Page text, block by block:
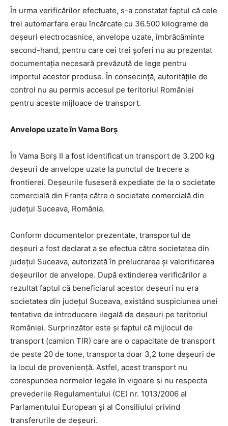
În urma verificărilor efectuate, s-a constatat faptul că cele
trei automarfare erau încărcate cu 36.500 kilograme de
deșeuri electrocasnice, anvelope uzate, îmbrăcăminte
second-hand, pentru care cei trei șoferi nu au prezentat
documentația necesară prevăzută de lege pentru
importul acestor produse. În consecinţă, autorităţile de
control nu au permis accesul pe teritoriul României
pentru aceste mijloace de transport.
Anvelope uzate în Vama Borș
În Vama Borș II a fost identificat un transport de 3.200 kg
deşeuri de anvelope uzate la punctul de trecere a
frontierei. Deșeurile fuseseră expediate de la o societate
comercială din Franţa către o societate comercială din
judeţul Suceava, România.
Conform documentelor prezentate, transportul de
deşeuri a fost declarat a se efectua către societatea din
judeţul Suceava, autorizată în prelucrarea şi valorificarea
deşeurilor de anvelope. După extinderea verificărilor a
rezultat faptul că beneficiarul acestor deşeuri nu era
societatea din judeţul Suceava, existând suspiciunea unei
tentative de introducere ilegală de deşeuri pe teritoriul
României. Surprinzător este şi faptul că mijlocul de
transport (camion TIR) care are o capacitate de transport
de peste 20 de tone, transporta doar 3,2 tone deşeuri de
la locul de provenienţă. Astfel, acest transport nu
corespundea normelor legale în vigoare şi nu respecta
prevederile Regulamentului (CE) nr. 1013/2006 al
Parlamentului European şi al Consiliului privind
transferurile de deşeuri.